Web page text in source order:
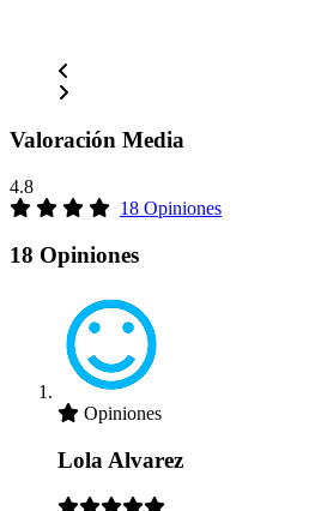
Valoración Media
4.8
18 Opiniones
18 Opiniones
Opiniones
Lola Alvarez